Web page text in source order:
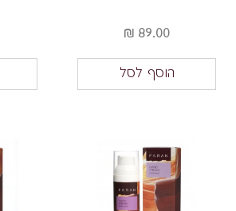
89.00 ₪
הוסף לסל